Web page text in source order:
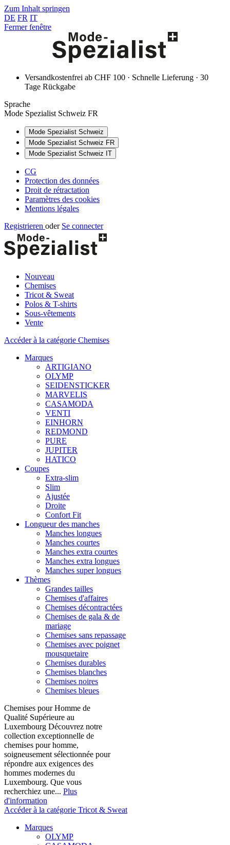
Zum Inhalt springen
DE FR IT
Fermer fenêtre
Versandkostenfrei ab CHF 100 · Schnelle Lieferung · 30
Tage Rückgabe
Sprache
Mode Spezialist Schweiz FR
Mode Spezialist Schweiz
Mode Spezialist Schweiz FR
Mode Spezialist Schweiz IT
CG
Protection des données
Droit de rétractation
Paramètres des cookies
Mentions légales
Registrieren oder Se connecter
Nouveau
Chemises
Tricot & Sweat
Polos & T-shirts
Sous-vêtements
Vente
Accéder à la catégorie Chemises
Marques
ARTIGIANO
OLYMP
SEIDENSTICKER
MARVELIS
CASAMODA
VENTI
EINHORN
REDMOND
PURE
JUPITER
HATICO
Coupes
Extra-slim
Slim
Ajustée
Droite
Confort Fit
Longueur des manches
Manches longues
Manches courtes
Manches extra courtes
Manches extra longues
Manches super longues
Thèmes
Grandes tailles
Chemises d'affaires
Chemises décontractées
Chemises de gala & de
mariage
Chemises sans repassage
Chemises avec poignet
mousquetaire
Chemises durables
Chemises blanches
Chemises noires
Chemises bleues
Chemises pour Homme de
Qualité Supérieure au
Luxembourg Découvrez notre
collection exceptionnelle de
chemises pour homme,
soigneusement sélectionnée pour
répondre aux exigences des
hommes modernes du
Luxembourg. Que vous
recherchiez une... Plus
d'information
Accéder à la catégorie Tricot & Sweat
Marques
OLYMP